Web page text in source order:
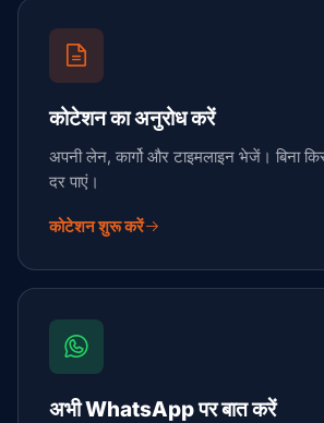
कोटेशन का अनुरोध करें
अपनी लेन, कार्गो और टाइमलाइन भेजें। बिना
दर पाएं।
कोटेशन शुरू करें
अभी WhatsApp पर बात करें